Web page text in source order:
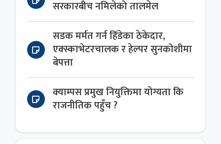
सरकारबीच नमिलेको तालमेल
सडक मर्मत गर्न हिँडेका ठेकेदार,
एक्स्काभेटरचालक र हेल्पर सुनकोशीमा
बेपत्ता
क्याम्पस प्रमुख नियुक्तिमा योग्यता कि
राजनीतिक पहुँच ?